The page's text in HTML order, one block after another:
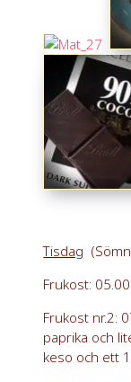
Tisdag
Frukost:
Frukost nr.2:
paprika och
keso och ett